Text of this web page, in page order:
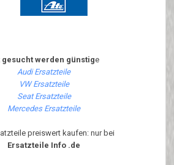
gesucht werden günstige
Audi Ersatzteile
VW Ersatzteile
Seat Ersatzteile
Mercedes Ersatzteile
preiswert kaufen: nur bei
Ersatzteile Info .de